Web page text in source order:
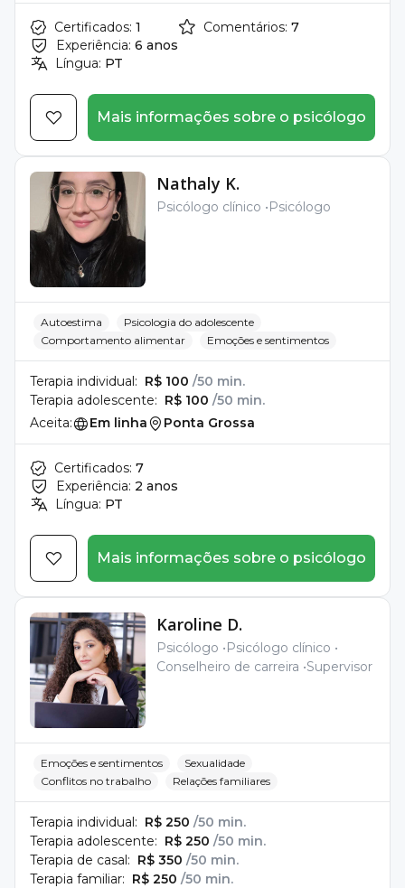
Certificados: 1
Experiência: 6 anos
Língua: PT
Comentários: 7
Mais informações sobre o psicólogo
Nathaly K.
Psicólogo clínico Psicólogo
Autoestima
Psicologia do adolescente
Comportamento alimentar
Emoções e sentimentos
Terapia individual: R$ 100 /50 min.
Terapia adolescente: R$ 100 /50 min.
Aceita:
Em linha Ponta Grossa
Certificados: 7
Experiência: 2 anos
Língua: PT
Mais informações sobre o psicólogo
Karoline D.
Psicólogo
Psicólogo clínico
Conselheiro de carreira Supervisor
Emoções e sentimentos
Sexualidade
Conflitos no trabalho
Relações familiares
Terapia individual: R$ 250 /50 min.
Terapia adolescente: R$ 250 /50 min.
Terapia de casal: R$ 350 /50 min.
Terapia familiar: R$ 250 /50 min.